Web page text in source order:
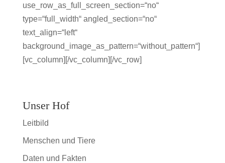
use_row_as_full_screen_section=“no“
type=“full_width“ angled_section=“no“
text_align=“left“
background_image_as_pattern=“without_pattern“]
[vc_column][/vc_column][/vc_row]
Unser Hof
Leitbild
Menschen und Tiere
Daten und Fakten